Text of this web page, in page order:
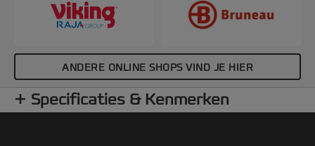
ANDERE ONLINE SHOPS VIND JE HIER
Specificaties & Kenmerken